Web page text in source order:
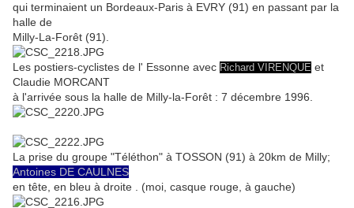
qui terminaient un Bordeaux-Paris à EVRY (91) en passant par la
halle de
Milly-La-Forêt (91).
Les postiers-cyclistes de l' Essonne avec Richard VIRENQUE et
Claudie MORCANT
à l'arrivée sous la halle de Milly-la-Forêt : 7 décembre 1996.
La prise du groupe "Téléthon" à TOSSON (91) à 20km de Milly;
Antoines DE CAULNES
en tête, en bleu à droite . (moi, casque rouge, à gauche)